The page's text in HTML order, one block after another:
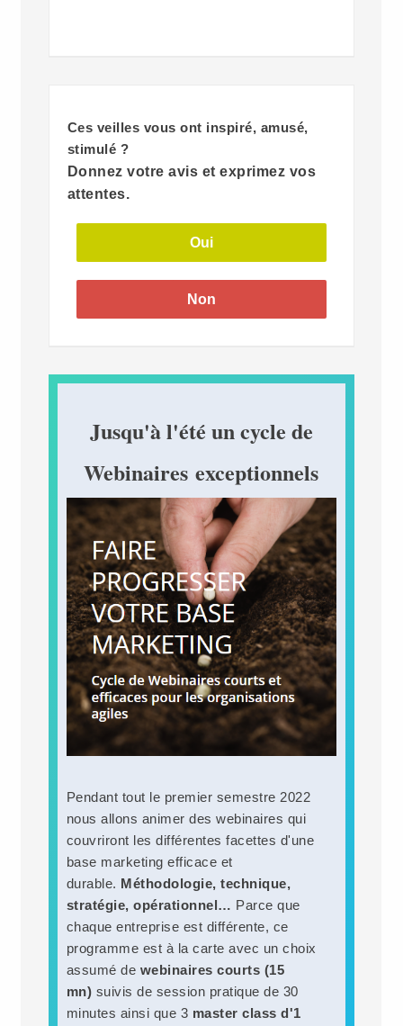
Ces veilles vous ont inspiré, amusé,
stimulé ?
Donnez votre avis et exprimez vos
attentes.
Oui
Non
Jusqu'à l'été un cycle de
Webinaires exceptionnels
Pendant tout le premier semestre 2022
nous allons animer des webinaires qui
couvriront les différentes facettes d'une
base marketing efficace et
durable. Méthodologie, technique,
stratégie, opérationnel… Parce que
chaque entreprise est différente, ce
programme est à la carte avec un choix
assumé de webinaires courts (15
mn) suivis de session pratique de 30
minutes ainsi que 3 master class d'1